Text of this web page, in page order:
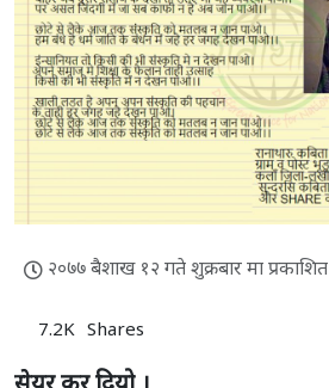
२०७७ बैशाख १२ गते शुक्रबार मा प्रकाशित
7.2K Shares